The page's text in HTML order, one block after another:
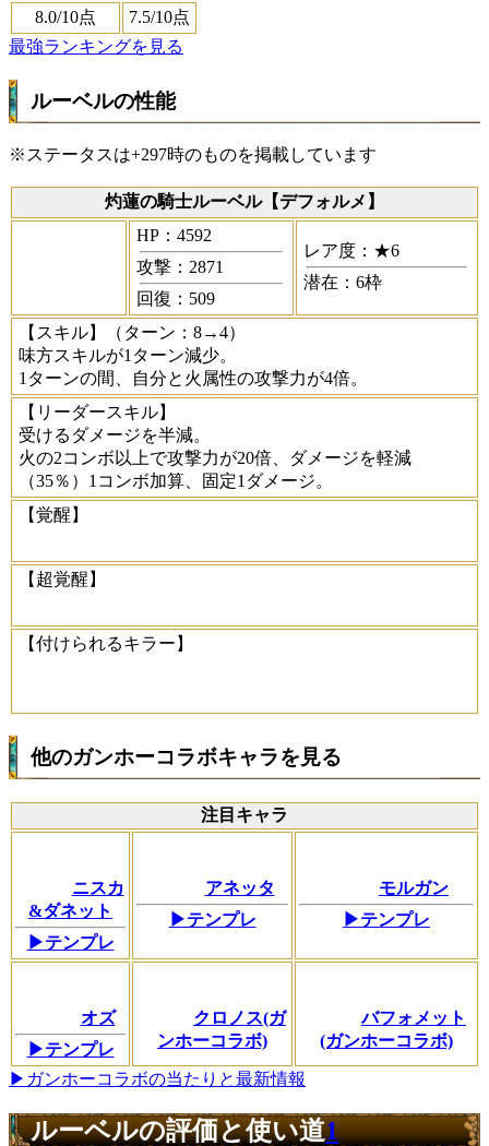
8.0/10点 7.5/10点
最強ランキングを見る
ルーベルの性能
※ステータスは+297時のものを掲載しています
灼蓮の騎士ルーベル【デフォルメ】
HP：4592
攻撃：2871
回復：509
レア度：★6
潜在：6枠
【スキル】
（ターン：8→4）
味方スキルが1ターン減少。
1ターンの間、自分と火属性の攻撃力が4倍。
【リーダースキル】
受けるダメージを半減。
火の2コンボ以上で攻撃力が20倍、ダメージを軽減
（35％）1コンボ加算、固定1ダメージ。
【覚醒】
【超覚醒】
【付けられるキラー】
他のガンホーコラボキャラを見る
注目キャラ
ニスカ
&ダネット
▶テンプレ
アネッタ
▶テンプレ
モルガン
▶テンプレ
オズ
▶テンプレ
クロノス(ガ
ンホーコラボ)
バフォメット
(ガンホーコラボ)
▶ガンホーコラボの当たりと最新情報
ルーベルの評価と使い道1